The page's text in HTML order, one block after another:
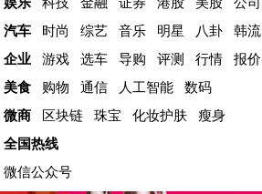
汽车
时尚 综艺 音乐 明星 八卦
韩流
企业
游戏 选车 导购 评测 行情
报价
美食
购物 通信 人工智能
数码
微商
区块链 珠宝 化妆护肤
瘦身
全国热线
微信公众号